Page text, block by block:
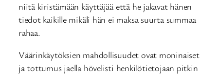
niitä kiristämään käyttäjää että he jakavat hänen
tiedot kaikille mikäli hän ei maksa suurta summaa
rahaa.
Väärinkäytöksien mahdollisuudet ovat moninaiset
ja tottumus jaella hövelisti henkilötietojaan pitkin